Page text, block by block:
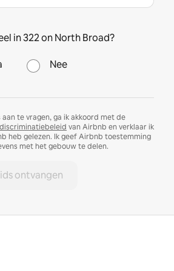
in 322 on North Broad?
Nee
te vragen, ga ik akkoord met de
van Airbnb en verklaar ik
heb gelezen. Ik geef Airbnb toestemming
met het gebouw te delen.
ontvangen